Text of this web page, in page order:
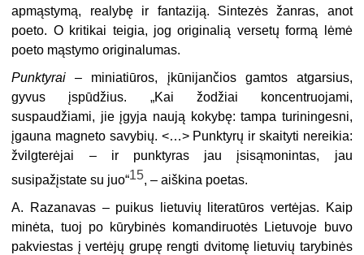
apmąstymą, realybę ir fantaziją. Sintezės žanras, anot
poeto. O kritikai teigia, jog originalią versetų formą lėmė
poeto mąstymo originalumas.
Punktyrai – miniatiūros, įkūnijančios gamtos atgarsius,
gyvus įspūdžius. „Kai žodžiai koncentruojami,
suspaudžiami, jie įgyja naują kokybę: tampa turiningesni,
įgauna magneto savybių. <…> Punktyrų ir skaityti nereikia:
žvilgterėjai – ir punktyras jau įsisąmonintas, jau
susipažįstate su juo“15, – aiškina poetas.
A. Razanavas – puikus lietuvių literatūros vertėjas. Kaip
minėta, tuoj po kūrybinės komandiruotės Lietuvoje buvo
pakviestas į vertėjų grupę rengti dvitomę lietuvių tarybinės